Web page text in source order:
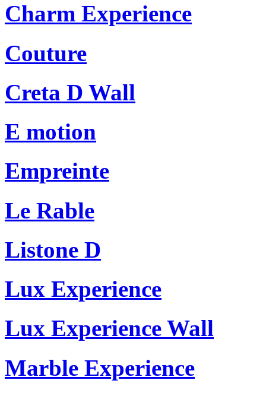
Charm Experience
Couture
Creta D Wall
E motion
Empreinte
Le Rable
Listone D
Lux Experience
Lux Experience Wall
Marble Experience